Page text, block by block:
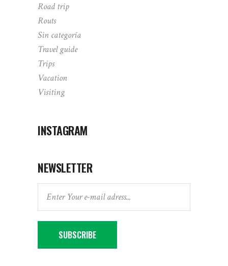
Road trip
Routs
Sin categoría
Travel guide
Trips
Vacation
Visiting
INSTAGRAM
NEWSLETTER
SUBSCRIBE